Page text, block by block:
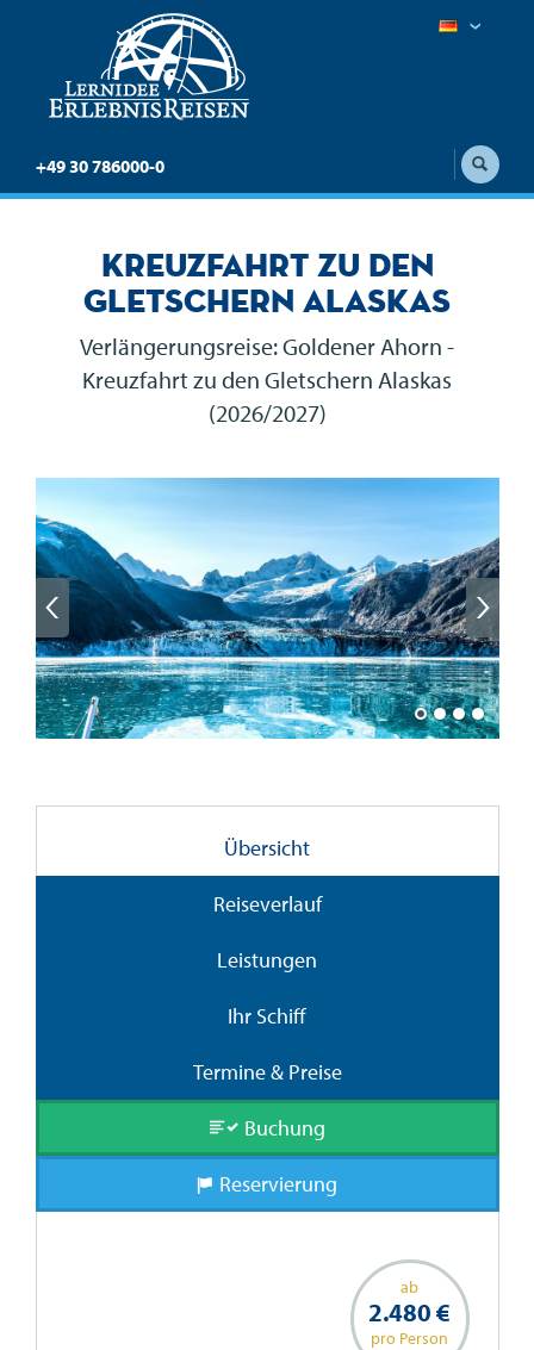
+49 30 786000-0
Kreuzfahrt zu den
Gletschern Alaskas
Verlängerungsreise: Goldener Ahorn -
Kreuzfahrt zu den Gletschern Alaskas
(2026/2027)
Übersicht
Reiseverlauf
Leistungen
Ihr Schiff
Termine & Preise
Buchung
Reservierung
ab
2.480 €
pro Person